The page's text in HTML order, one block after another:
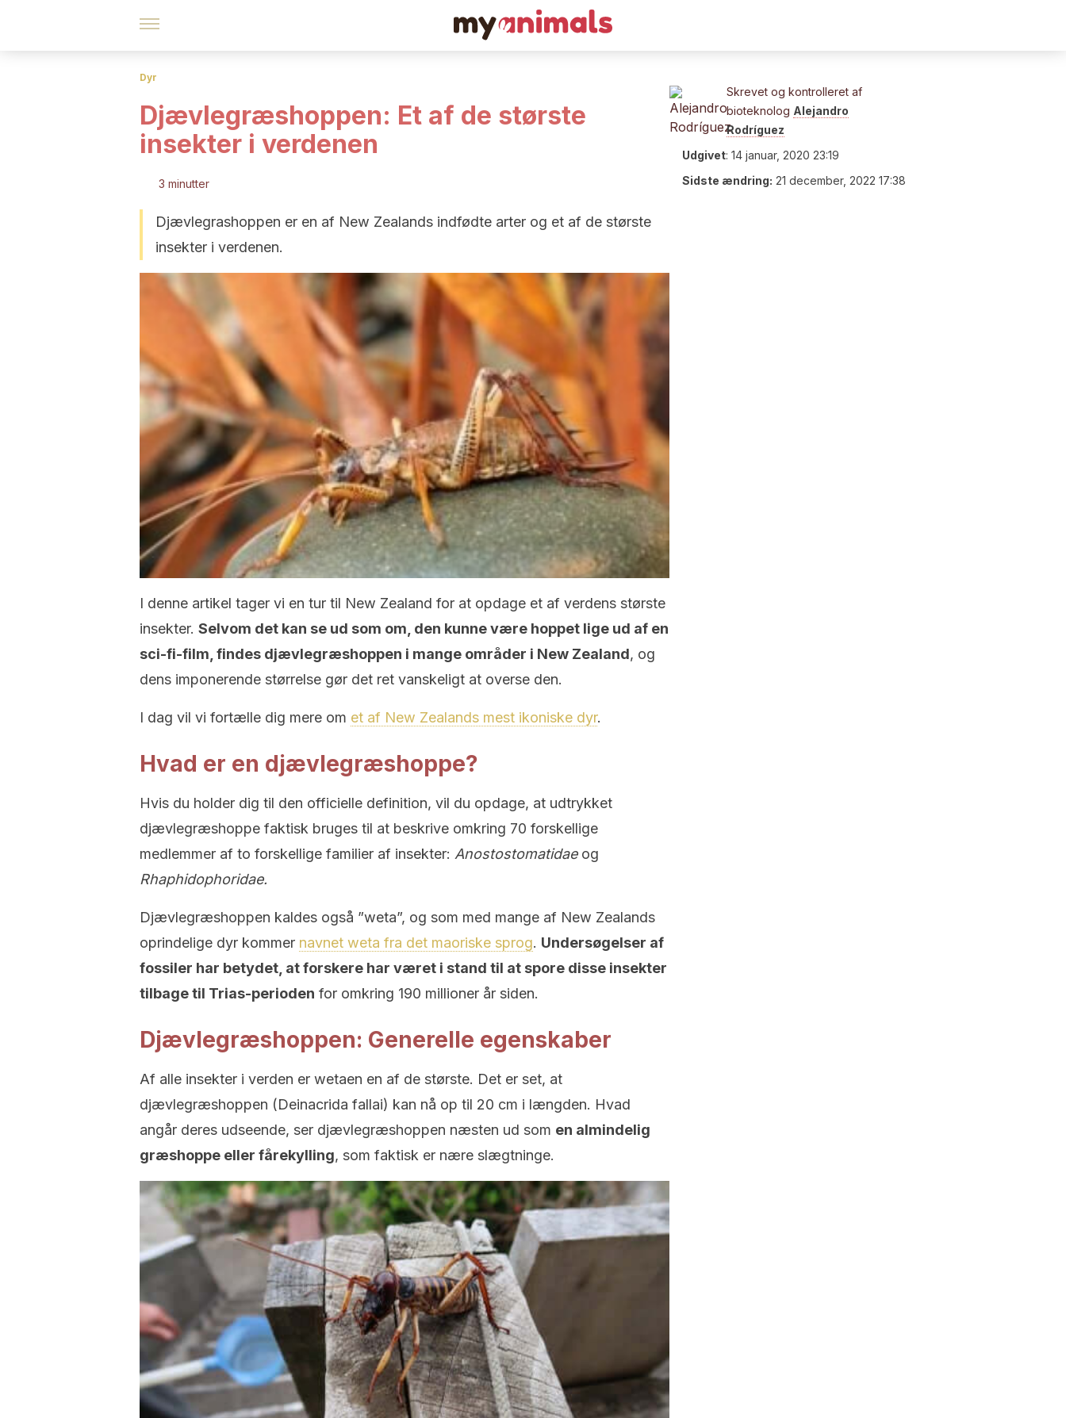
Dyr
Djævlegræshoppen: Et af de største
insekter i verdenen
3 minutter
Djævlegrashoppen er en af New Zealands indfødte arter og et af de største
insekter i verdenen.
I denne artikel tager vi en tur til New Zealand for at opdage et af verdens største
insekter. Selvom det kan se ud som om, den kunne være hoppet lige ud af en
sci-fi-film, findes djævlegræshoppen i mange områder i New Zealand, og
dens imponerende størrelse gør det ret vanskeligt at overse den.
I dag vil vi fortælle dig mere om et af New Zealands mest ikoniske dyr.
Hvad er en djævlegræshoppe?
Hvis du holder dig til den officielle definition, vil du opdage, at udtrykket
djævlegræshoppe faktisk bruges til at beskrive omkring 70 forskellige
medlemmer af to forskellige familier af insekter: Anostostomatidae og
Rhaphidophoridae.
Djævlegræshoppen kaldes også ”weta”, og som med mange af New Zealands
oprindelige dyr kommer navnet weta fra det maoriske sprog. Undersøgelser af
fossiler har betydet, at forskere har været i stand til at spore disse insekter
tilbage til Trias-perioden for omkring 190 millioner år siden.
Djævlegræshoppen: Generelle egenskaber
Af alle insekter i verden er wetaen en af ​​de største. Det er set, at
djævlegræshoppen (Deinacrida fallai) kan nå op til 20 cm i længden. Hvad
angår deres udseende, ser djævlegræshoppen næsten ud som en almindelig
græshoppe eller fårekylling, som faktisk er nære slægtninge.
Skrevet og kontrolleret af
bioteknolog Alejandro
Rodríguez
Udgivet: 14 januar, 2020 23:19
Sidste ændring: 21 december, 2022 17:38